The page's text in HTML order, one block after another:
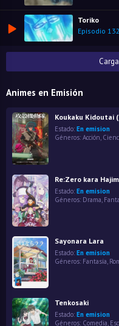
Toriko
Episodio 132
Animes en Emisión
Koukaku Kidoutai
Estado: En emision
Géneros: Acción,
Re:Zero kara
Estado: En emision
Géneros: Drama
Sayonara Lara
Estado: En emision
Géneros: Fantasía,
Tenkosaki
Estado: En emision
Géneros: Comedia,